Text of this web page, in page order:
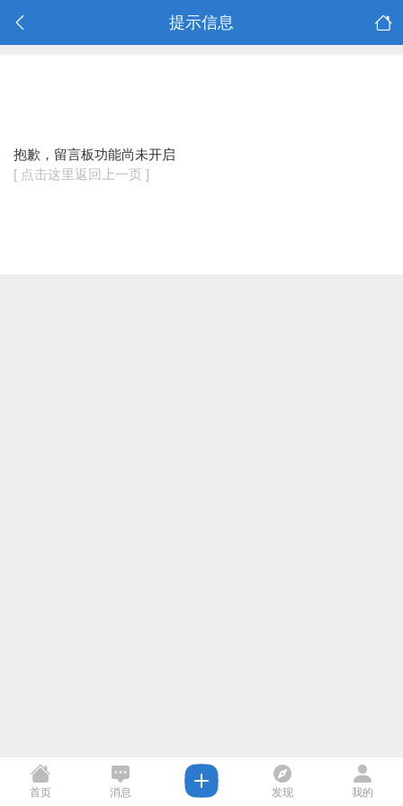
提示信息
抱歉，留言板功能尚未开启
[ 点击这里返回上一页 ]
首页 消息 发现 我的